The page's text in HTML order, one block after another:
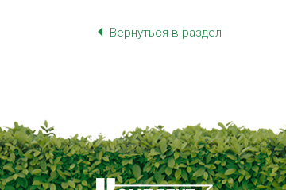
Вернуться в раздел